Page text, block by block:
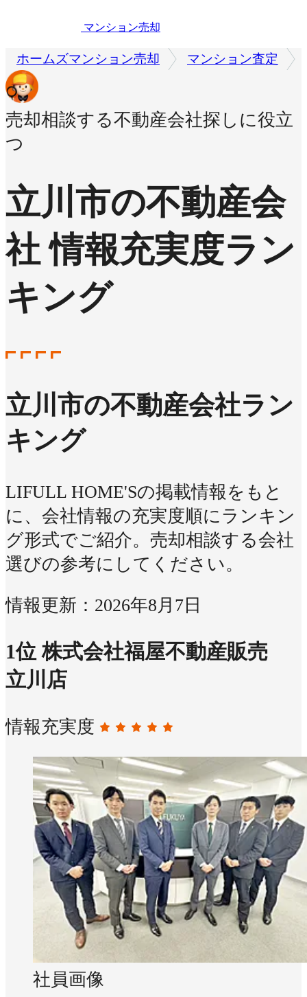
マンション売却
ホームズマンション売却 マンション査定
売却相談する不動産会社探しに役立
つ
立川市の不動産会
社 情報充実度ラン
キング
立川市の不動産会社ラン
キング
LIFULL HOME'Sの掲載情報をもと
に、会社情報の充実度順にランキン
グ形式でご紹介。売却相談する会社
選びの参考にしてください。
情報更新：2026年8月7日
1位株式会社福屋不動産販売
立川店
情報充実度
社員画像